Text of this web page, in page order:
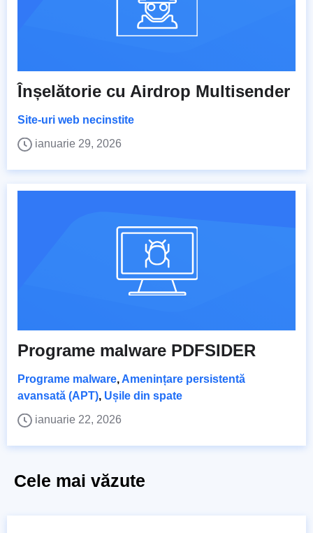
Înșelătorie cu Airdrop Multisender
Site-uri web necinstite
ianuarie 29, 2026
Programe malware PDFSIDER
Programe malware, Amenințare persistentă
avansată (APT), Ușile din spate
ianuarie 22, 2026
Cele mai văzute